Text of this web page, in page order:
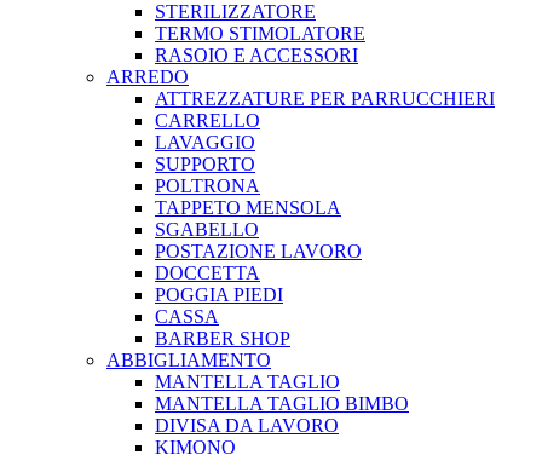
STERILIZZATORE
TERMO STIMOLATORE
RASOIO E ACCESSORI
ARREDO
ATTREZZATURE PER PARRUCCHIERI
CARRELLO
LAVAGGIO
SUPPORTO
POLTRONA
TAPPETO MENSOLA
SGABELLO
POSTAZIONE LAVORO
DOCCETTA
POGGIA PIEDI
CASSA
BARBER SHOP
ABBIGLIAMENTO
MANTELLA TAGLIO
MANTELLA TAGLIO BIMBO
DIVISA DA LAVORO
KIMONO